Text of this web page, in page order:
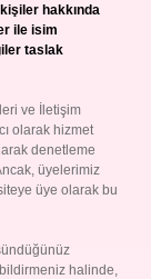
hakkında
ile isim
taslak
ve İletişim
olarak hizmet
denetleme
üyelerimiz
üye olarak bu
halinde,